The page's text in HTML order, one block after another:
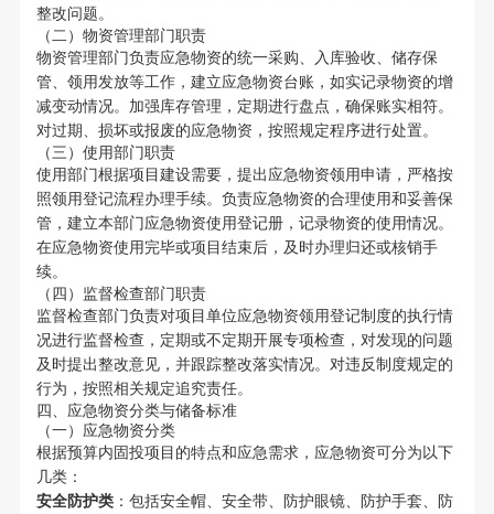
整改问题。
（二）物资管理部门职责
物资管理部门负责应急物资的统一采购、入库验收、储存保
管、领用发放等工作，建立应急物资台账，如实记录物资的增
减变动情况。加强库存管理，定期进行盘点，确保账实相符。
对过期、损坏或报废的应急物资，按照规定程序进行处置。
（三）使用部门职责
使用部门根据项目建设需要，提出应急物资领用申请，严格按
照领用登记流程办理手续。负责应急物资的合理使用和妥善保
管，建立本部门应急物资使用登记册，记录物资的使用情况。
在应急物资使用完毕或项目结束后，及时办理归还或核销手
续。
（四）监督检查部门职责
监督检查部门负责对项目单位应急物资领用登记制度的执行情
况进行监督检查，定期或不定期开展专项检查，对发现的问题
及时提出整改意见，并跟踪整改落实情况。对违反制度规定的
行为，按照相关规定追究责任。
四、应急物资分类与储备标准
（一）应急物资分类
根据预算内固投项目的特点和应急需求，应急物资可分为以下
几类：
安全防护类：包括安全帽、安全带、防护眼镜、防护手套、防